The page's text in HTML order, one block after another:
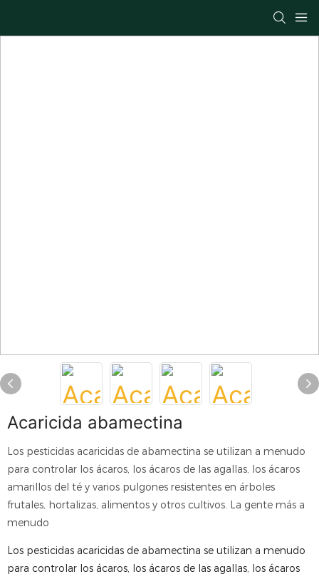
Acaricida abamectina
Los pesticidas acaricidas de abamectina se utilizan a menudo
para controlar los ácaros, los ácaros de las agallas, los ácaros
amarillos del té y varios pulgones resistentes en árboles
frutales, hortalizas, alimentos y otros cultivos. La gente más a
menudo
Los pesticidas acaricidas de abamectina se utilizan a menudo
para controlar los ácaros, los ácaros de las agallas, los ácaros